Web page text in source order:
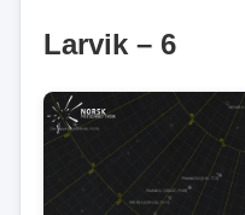
Larvik – 6